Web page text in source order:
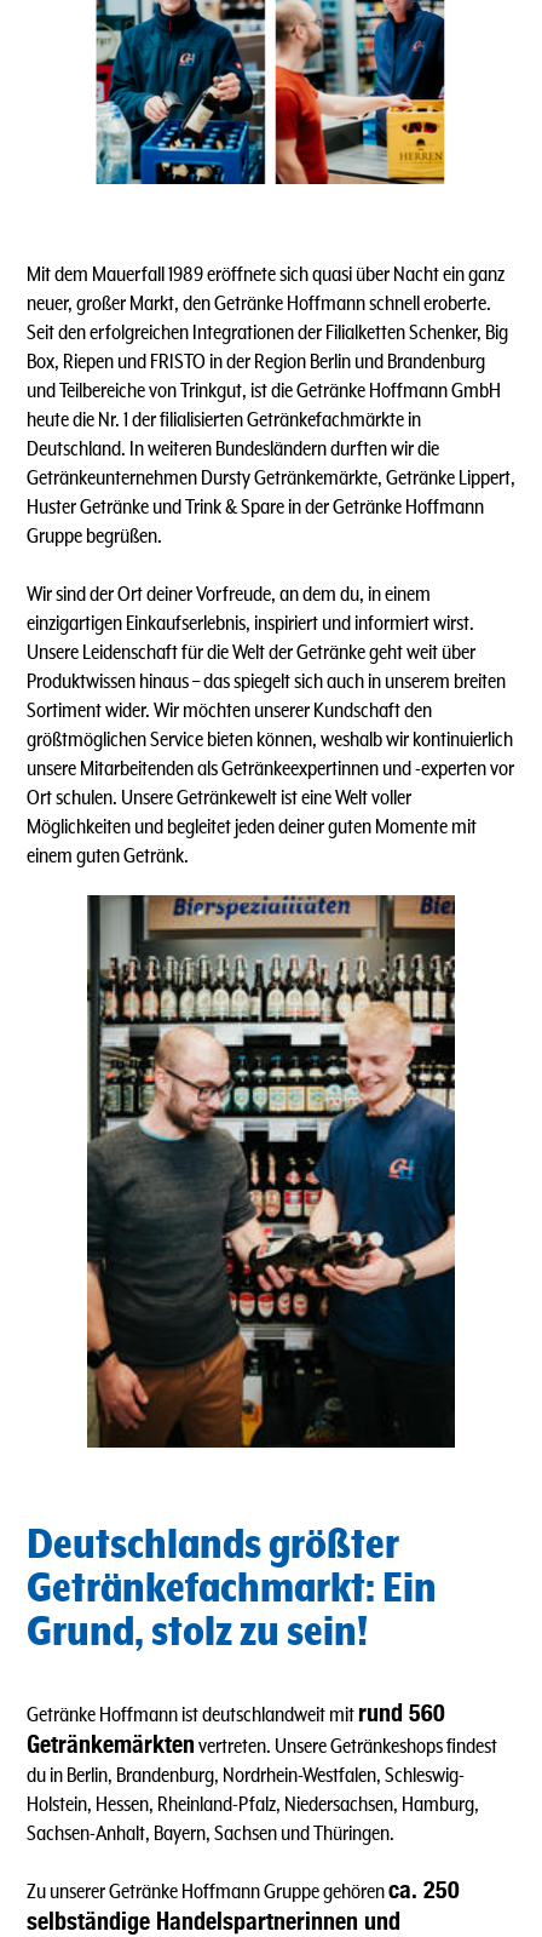
Mit dem Mauerfall 1989 eröffnete sich quasi über Nacht ein ganz
neuer, großer Markt, den Getränke Hoffmann schnell eroberte.
Seit den erfolgreichen Integrationen der Filialketten Schenker, Big
Box, Riepen und FRISTO in der Region Berlin und Brandenburg
und Teilbereiche von Trinkgut, ist die Getränke Hoffmann GmbH
heute die Nr. 1 der filialisierten Getränkefachmärkte in
Deutschland. In weiteren Bundesländern durften wir die
Getränkeunternehmen Dursty Getränkemärkte, Getränke Lippert,
Huster Getränke und Trink & Spare in der Getränke Hoffmann
Gruppe begrüßen.
Wir sind der Ort deiner Vorfreude, an dem du, in einem
einzigartigen Einkaufserlebnis, inspiriert und informiert wirst.
Unsere Leidenschaft für die Welt der Getränke geht weit über
Produktwissen hinaus – das spiegelt sich auch in unserem breiten
Sortiment wider. Wir möchten unserer Kundschaft den
größtmöglichen Service bieten können, weshalb wir kontinuierlich
unsere Mitarbeitenden als Getränkeexpertinnen und -experten vor
Ort schulen. Unsere Getränkewelt ist eine Welt voller
Möglichkeiten und begleitet jeden deiner guten Momente mit
einem guten Getränk.
Deutschlands größter
Getränkefachmarkt: Ein
Grund, stolz zu sein!
Getränke Hoffmann ist deutschlandweit mit rund 560
Getränkemärkten vertreten. Unsere Getränkeshops findest
du in Berlin, Brandenburg, Nordrhein-Westfalen, Schleswig-
Holstein, Hessen, Rheinland-Pfalz, Niedersachsen, Hamburg,
Sachsen-Anhalt, Bayern, Sachsen und Thüringen.
Zu unserer Getränke Hoffmann Gruppe gehörenca. 250
selbständige Handelspartnerinnen und